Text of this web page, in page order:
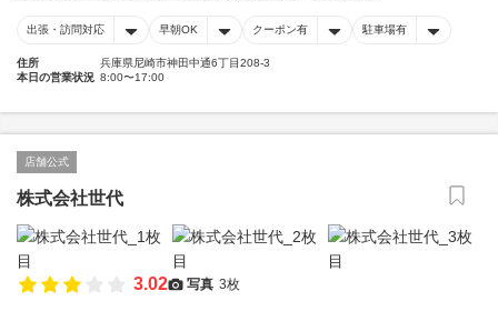
出張・訪問対応 早朝OK クーポン有 駐車場有
住所
兵庫県尼崎市神田中通6丁目208-3
本日の営業状況 8:00〜17:00
店舗公式
株式会社世代
3.02 写真 3枚